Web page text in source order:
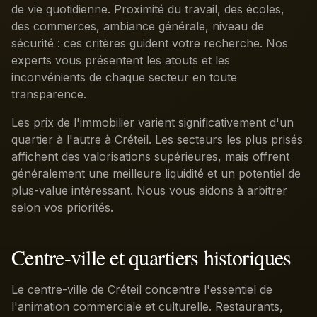
de vie quotidienne. Proximité du travail, des écoles,
des commerces, ambiance générale, niveau de
sécurité : ces critères guident votre recherche. Nos
experts vous présentent les atouts et les
inconvénients de chaque secteur en toute
transparence.
Les prix de l'immobilier varient significativement d'un
quartier à l'autre à Créteil. Les secteurs les plus prisés
affichent des valorisations supérieures, mais offrent
généralement une meilleure liquidité et un potentiel de
plus-value intéressant. Nous vous aidons à arbitrer
selon vos priorités.
Centre-ville et quartiers historiques
Le centre-ville de Créteil concentre l'essentiel de
l'animation commerciale et culturelle. Restaurants,